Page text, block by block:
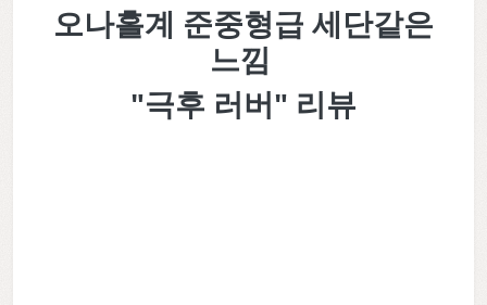
오나홀계 준중형급 세단같은
느낌
"극후 러버" 리뷰